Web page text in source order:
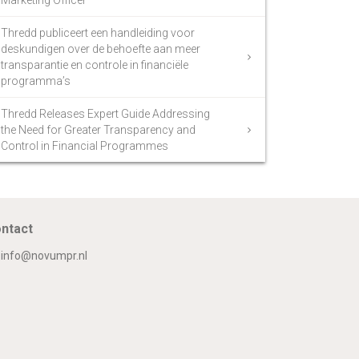
Thredd publiceert een handleiding voor
deskundigen over de behoefte aan meer
transparantie en controle in financiële
programma’s
Thredd Releases Expert Guide Addressing
the Need for Greater Transparency and
Control in Financial Programmes
info@novumpr.nl